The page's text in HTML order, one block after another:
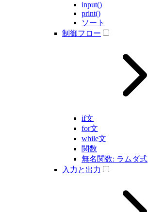
input()
print()
ソート
制御フロー
if文
for文
while文
関数
無名関数: ラムダ式
入力と出力